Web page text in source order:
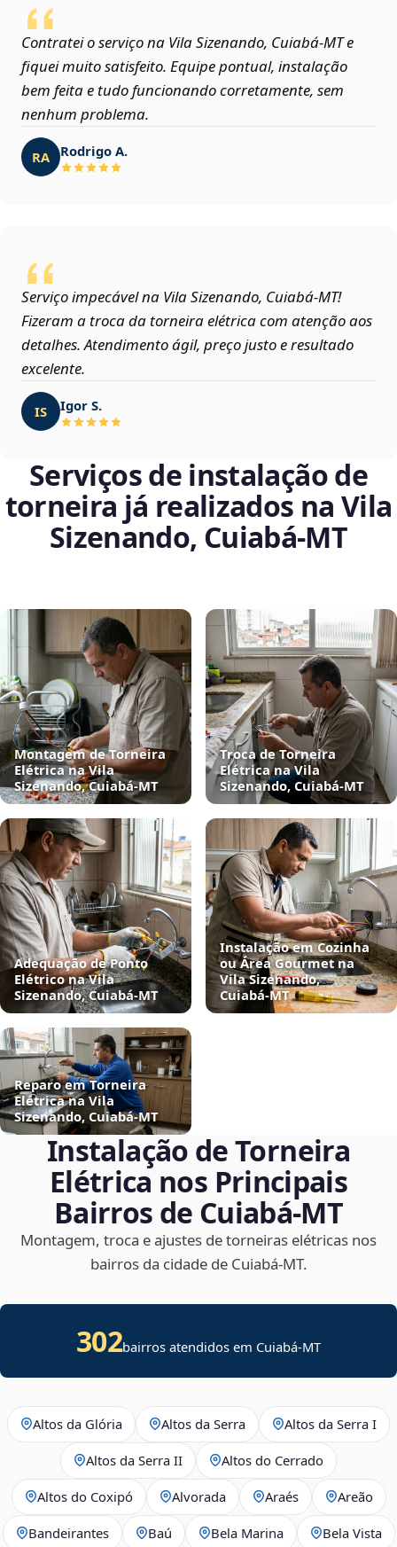
Contratei o serviço na Vila Sizenando, Cuiabá‑MT e
fiquei muito satisfeito. Equipe pontual, instalação
bem feita e tudo funcionando corretamente, sem
nenhum problema.
RA Rodrigo A.
Serviço impecável na Vila Sizenando, Cuiabá‑MT!
Fizeram a troca da torneira elétrica com atenção aos
detalhes. Atendimento ágil, preço justo e resultado
excelente.
IS Igor S.
Serviços de instalação de
torneira já realizados na Vila
Sizenando, Cuiabá‑MT
Montagem de Torneira
Elétrica na Vila
Sizenando, Cuiabá‑MT
Troca de Torneira
Elétrica na Vila
Sizenando, Cuiabá‑MT
Adequação de Ponto
Elétrico na Vila
Sizenando, Cuiabá‑MT
Instalação em Cozinha
ou Área Gourmet na
Vila Sizenando,
Cuiabá‑MT
Reparo em Torneira
Elétrica na Vila
Sizenando, Cuiabá‑MT
Instalação de Torneira
Elétrica nos Principais
Bairros de Cuiabá‑MT
Montagem, troca e ajustes de torneiras elétricas nos
bairros da cidade de Cuiabá‑MT.
302bairros atendidos em Cuiabá-MT
Altos da Glória Altos da Serra Altos da Serra I
Altos da Serra II Altos do Cerrado
Altos do Coxipó Alvorada Araés Areão
Bandeirantes Baú Bela Marina Bela Vista